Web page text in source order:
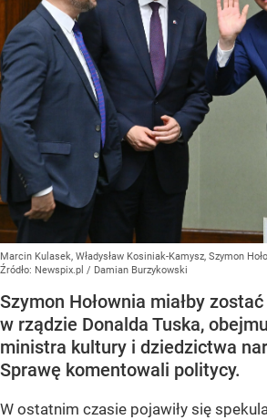
Marcin Kulasek, Władysław Kosiniak-Kamysz, Szymon
Źródło: Newspix.pl / Damian Burzykowski
Szymon Hołownia miałby
w rządzie Donalda Tuska,
ministra kultury i dziedzictwa
Sprawę komentowali politycy.
W ostatnim czasie pojawiły się